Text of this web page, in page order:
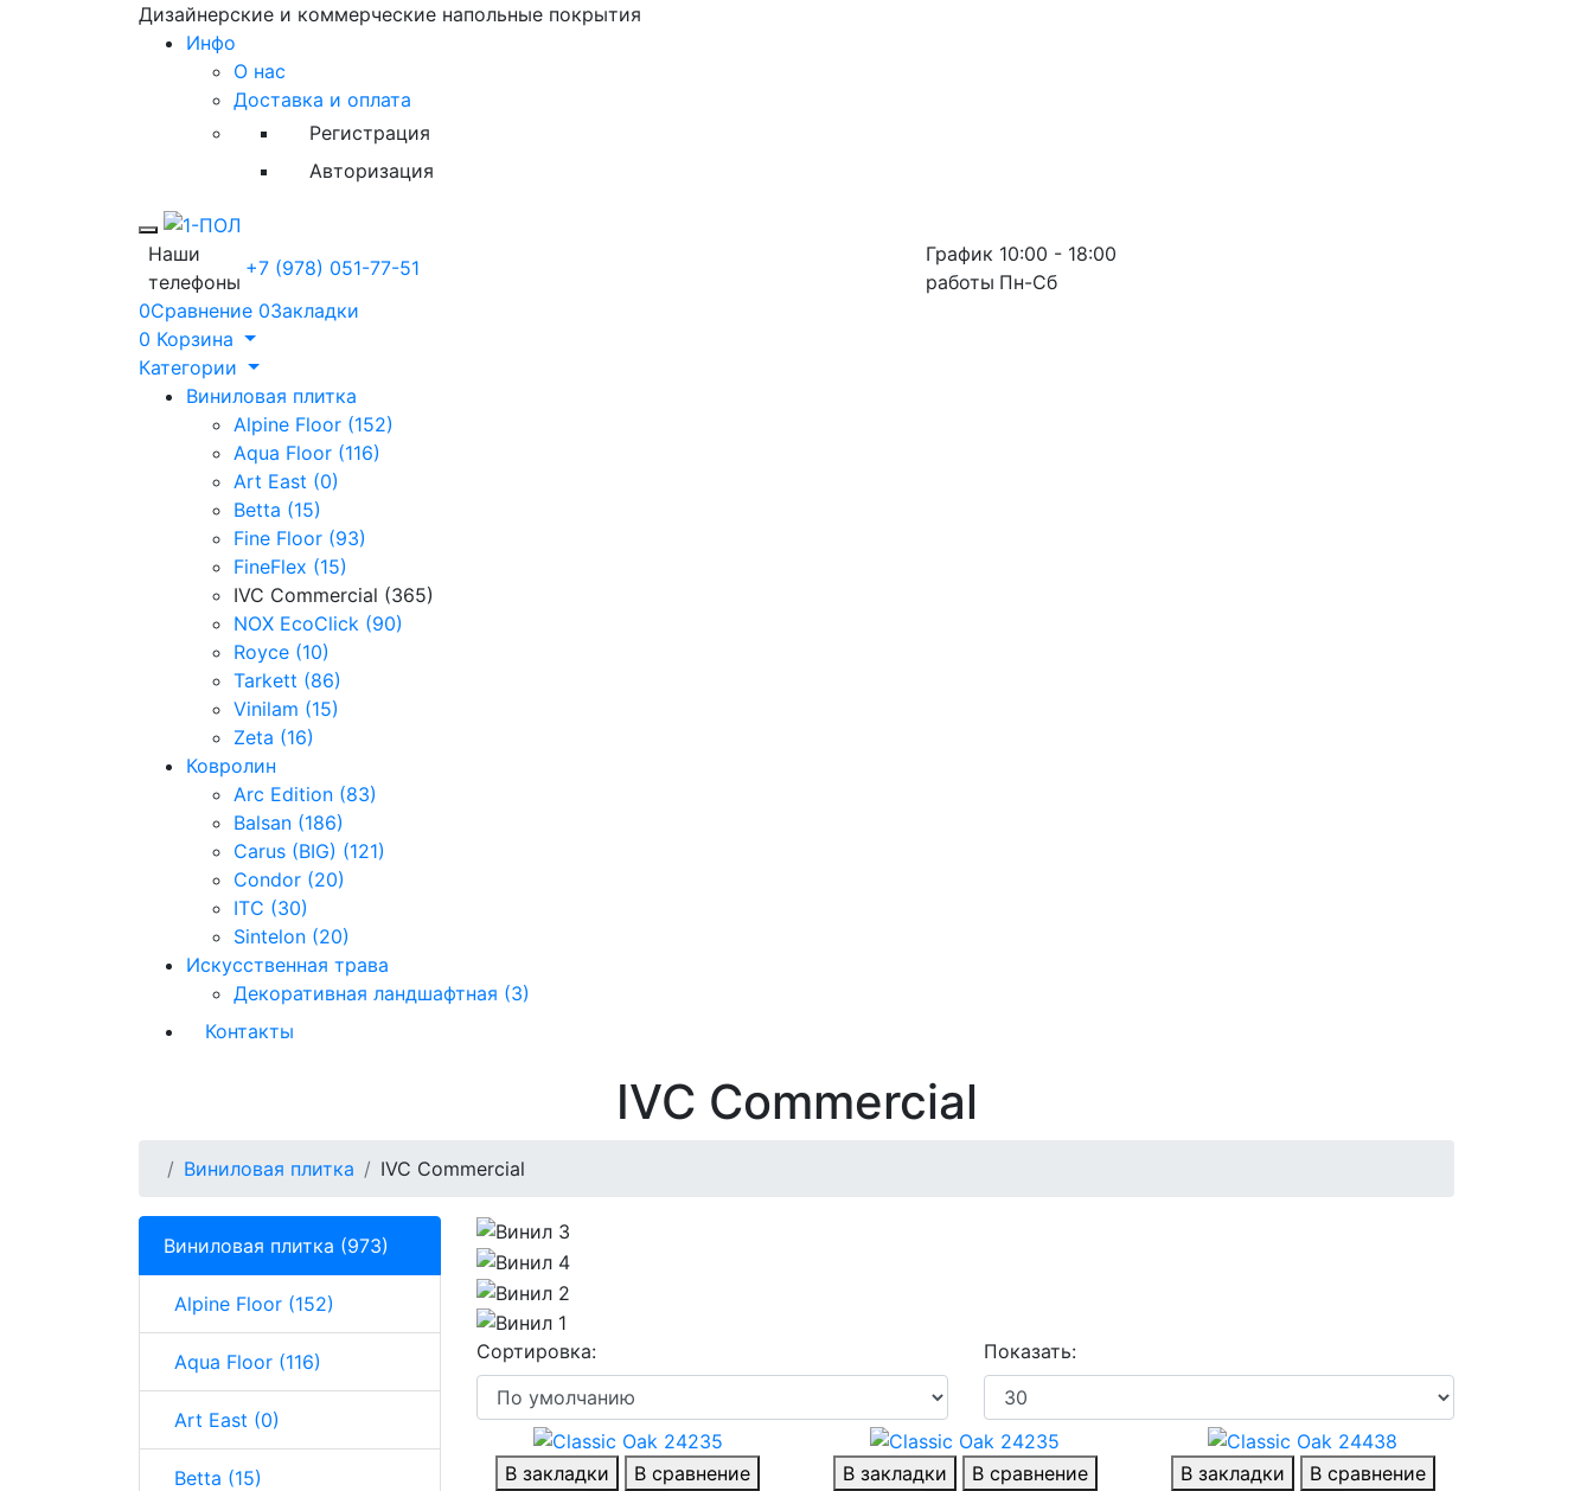
Дизайнерские и коммерческие напольные покрытия
Инфо
О нас
Доставка и оплата
Регистрация
Авторизация
Toggle mobile menu
Наши
телефоны
+7 (978) 051-77-51
График
работы
10:00 - 18:00
Пн-Сб
0Сравнение 0Закладки
0 Корзина
Категории
Виниловая плитка
Alpine Floor (152)
Aqua Floor (116)
Art East (0)
Betta (15)
Fine Floor (93)
FineFlex (15)
IVC Commercial (365)
NOX EcoClick (90)
Royce (10)
Tarkett (86)
Vinilam (15)
Zeta (16)
Ковролин
Arc Edition (83)
Balsan (186)
Carus (BIG) (121)
Condor (20)
ITC (30)
Sintelon (20)
Искусственная трава
Декоративная ландшафтная (3)
Контакты
IVC Commercial
Виниловая плитка IVC Commercial
Виниловая плитка (973)
Alpine Floor (152)
Aqua Floor (116)
Art East (0)
Betta (15)
Сортировка: Показать:
В закладки
В сравнение
В закладки
В сравнение
В закладки
В сравнение